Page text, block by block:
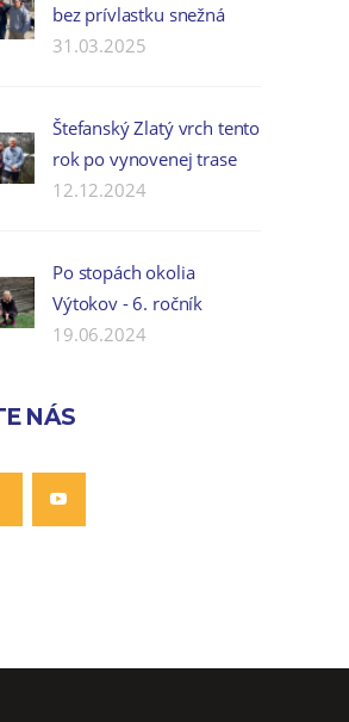
bez prívlastku snežná
31.03.2025
Štefanský Zlatý vrch tento
rok po vynovenej trase
12.12.2024
Po stopách okolia
Výtokov - 6. ročník
19.06.2024
NÁS